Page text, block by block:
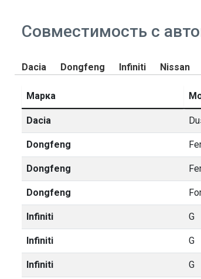
Совместимость с
Dacia Dongfeng Infiniti Nissan
Марка
Dacia
Dongfeng
Dongfeng
Dongfeng
Infiniti G
Infiniti G
Infiniti G